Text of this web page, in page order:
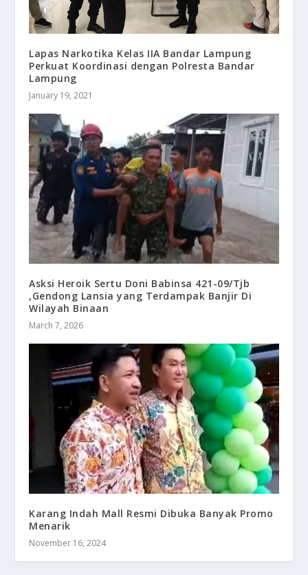
Lapas Narkotika Kelas IIA Bandar Lampung
Perkuat Koordinasi dengan Polresta Bandar
Lampung
January 19, 2021
Asksi Heroik Sertu Doni Babinsa 421-09/Tjb
,Gendong Lansia yang Terdampak Banjir Di
Wilayah Binaan
March 7, 2026
Karang Indah Mall Resmi Dibuka Banyak Promo
Menarik
November 16, 2024